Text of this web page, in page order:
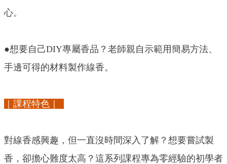
心。
●想要自己DIY專屬香品？老師親自示範用簡易方法、
手邊可得的材料製作線香。
｜課程特色｜
對線香感興趣，但一直沒時間深入了解？想要嘗試製
香，卻擔心難度太高？這系列課程專為零經驗的初學者